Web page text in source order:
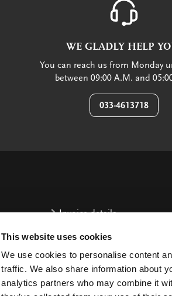
This website uses cookies
We use cookies to personalise content
traffic. We also share information about
analytics partners who may combine it
WE GLADLY HELP
You can reach us from Monday
between 09:00 A.M. and
033-4613718
Invoice details
Reimbursement
Complaints
Cancellation
Contact